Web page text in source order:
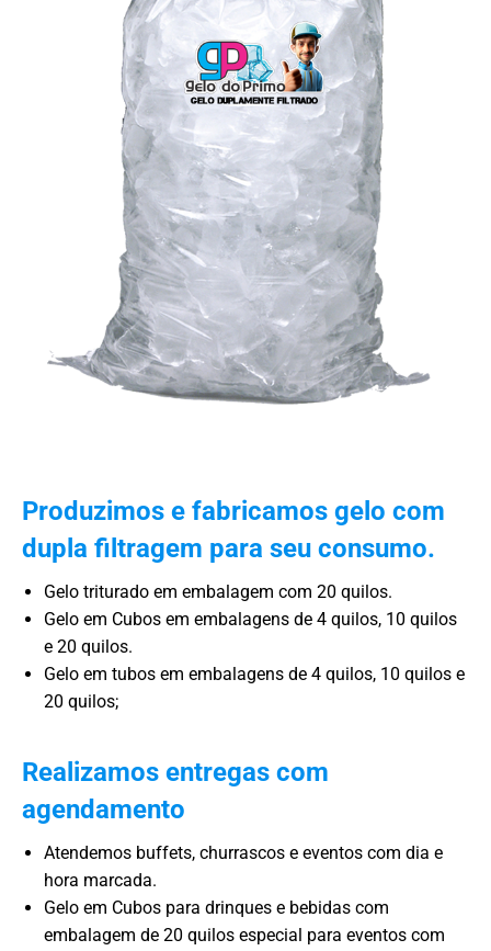
Produzimos e fabricamos gelo com
dupla filtragem para seu consumo.
Gelo triturado em embalagem com 20 quilos.
Gelo em Cubos em embalagens de 4 quilos, 10 quilos
e 20 quilos.
Gelo em tubos em embalagens de 4 quilos, 10 quilos e
20 quilos;
Realizamos entregas com
agendamento
Atendemos buffets, churrascos e eventos com dia e
hora marcada.
Gelo em Cubos para drinques e bebidas com
embalagem de 20 quilos especial para eventos com